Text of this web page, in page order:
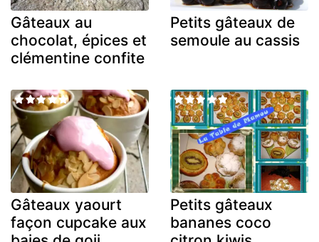
Gâteaux au
chocolat, épices et
clémentine confite
Petits gâteaux de
semoule au cassis
Gâteaux yaourt
façon cupcake aux
Petits gâteaux
bananes coco